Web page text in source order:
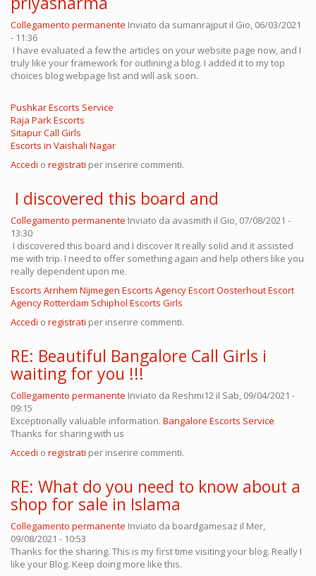
Collegamento permanente Inviato da sumanrajput il Gio, 06/03/2021
- 11:36
I have evaluated a few the articles on your website page now, and I
truly like your framework for outlining a blog. I added it to my top
choices blog webpage list and will ask soon.
Pushkar Escorts Service
Raja Park Escorts
Sitapur Call Girls
Escorts in Vaishali Nagar
Accedi o registrati per inserire commenti.
I discovered this board and
Collegamento permanente Inviato da avasmith il Gio, 07/08/2021 -
13:30
I discovered this board and I discover It really solid and it assisted
me with trip. I need to offer something again and help others like you
really dependent upon me.
Escorts Arnhem Nijmegen Escorts AgencyEscort OosterhoutEscort
Agency Rotterdam Schiphol Escorts Girls
Accedi o registrati per inserire commenti.
RE: Beautiful Bangalore Call Girls i
waiting for you !!!
Collegamento permanente Inviato da Reshmi12 il Sab, 09/04/2021 -
09:15
Exceptionally valuable information. Bangalore Escorts Service
Thanks for sharing with us
Accedi o registrati per inserire commenti.
RE: What do you need to know about a
shop for sale in Islama
Collegamento permanente Inviato da boardgamesaz il Mer,
09/08/2021 - 10:53
Thanks for the sharing. This is my first time visiting your blog. Really I
like your Blog. Keep doing more like this.